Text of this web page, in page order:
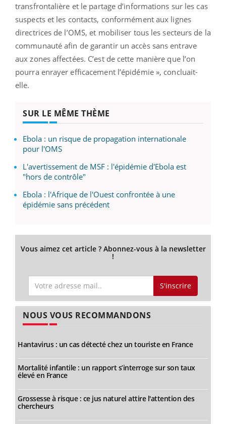
transfrontalière et le partage d’informations sur les cas
suspects et les contacts, conformément aux lignes
directrices de l’OMS, et mobiliser tous les secteurs de la
communauté afin de garantir un accès sans entrave
aux zones affectées. C’est de cette manière que l’on
pourra enrayer efficacement l’épidémie », concluait-
elle.
SUR LE MÊME THÈME
Ebola : un risque de propagation internationale
pour l'OMS
L'avertissement de MSF : l'épidémie d'Ebola est
"hors de contrôle"
Ebola : l'Afrique de l'Ouest confrontée à une
épidémie sans précédent
Vous aimez cet article ? Abonnez-vous à la newsletter
!
S'inscrire
NOUS VOUS RECOMMANDONS
Hantavirus : un cas détecté chez un touriste en France
Mortalité infantile : un rapport s’interroge sur son taux
élevé en France
Grossesse à risque : ce jus naturel attire l'attention des
chercheurs